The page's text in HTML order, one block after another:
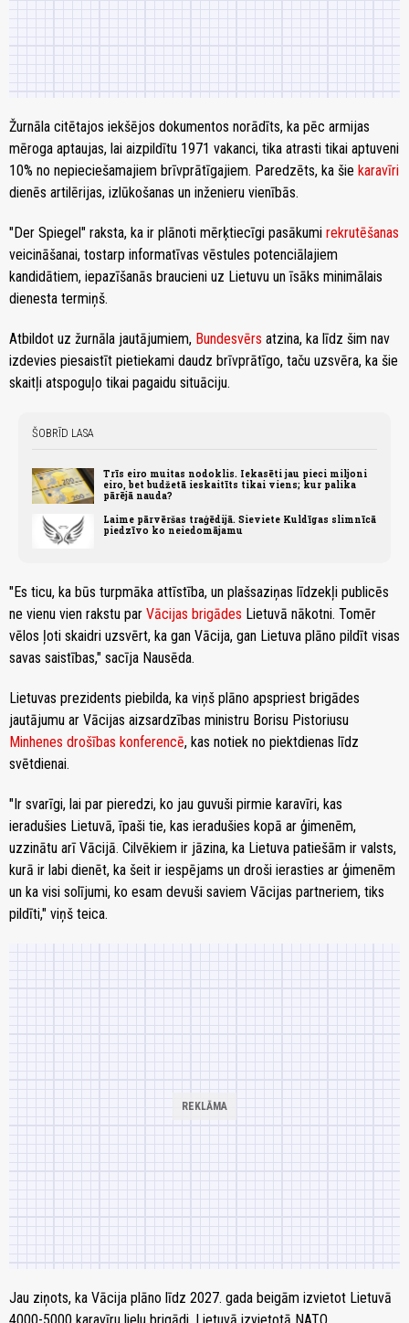
Žurnāla citētajos iekšējos dokumentos norādīts, ka pēc armijas
mēroga aptaujas, lai aizpildītu 1971 vakanci, tika atrasti tikai aptuveni
10% no nepieciešamajiem brīvprātīgajiem. Paredzēts, ka šie karavīri
dienēs artilērijas, izlūkošanas un inženieru vienībās.
"Der Spiegel" raksta, ka ir plānoti mērķtiecīgi pasākumi rekrutēšanas
veicināšanai, tostarp informatīvas vēstules potenciālajiem
kandidātiem, iepazīšanās braucieni uz Lietuvu un īsāks minimālais
dienesta termiņš.
Atbildot uz žurnāla jautājumiem, Bundesvērs atzina, ka līdz šim nav
izdevies piesaistīt pietiekami daudz brīvprātīgo, taču uzsvēra, ka šie
skaitļi atspoguļo tikai pagaidu situāciju.
ŠOBRĪD LASA
Trīs eiro muitas nodoklis. Iekasēti jau pieci miljoni
eiro, bet budžetā ieskaitīts tikai viens; kur palika
pārējā nauda?
Laime pārvēršas traģēdijā. Sieviete Kuldīgas slimnīcā
piedzīvo ko neiedomājamu
"Es ticu, ka būs turpmāka attīstība, un plašsaziņas līdzekļi publicēs
ne vienu vien rakstu par Vācijas brigādes Lietuvā nākotni. Tomēr
vēlos ļoti skaidri uzsvērt, ka gan Vācija, gan Lietuva plāno pildīt visas
savas saistības," sacīja Nausēda.
Lietuvas prezidents piebilda, ka viņš plāno apspriest brigādes
jautājumu ar Vācijas aizsardzības ministru Borisu Pistoriusu
Minhenes drošības konferencē, kas notiek no piektdienas līdz
svētdienai.
"Ir svarīgi, lai par pieredzi, ko jau guvuši pirmie karavīri, kas
ieradušies Lietuvā, īpaši tie, kas ieradušies kopā ar ģimenēm,
uzzinātu arī Vācijā. Cilvēkiem ir jāzina, ka Lietuva patiešām ir valsts,
kurā ir labi dienēt, ka šeit ir iespējams un droši ierasties ar ģimenēm
un ka visi solījumi, ko esam devuši saviem Vācijas partneriem, tiks
pildīti," viņš teica.
Jau ziņots, ka Vācija plāno līdz 2027. gada beigām izvietot Lietuvā